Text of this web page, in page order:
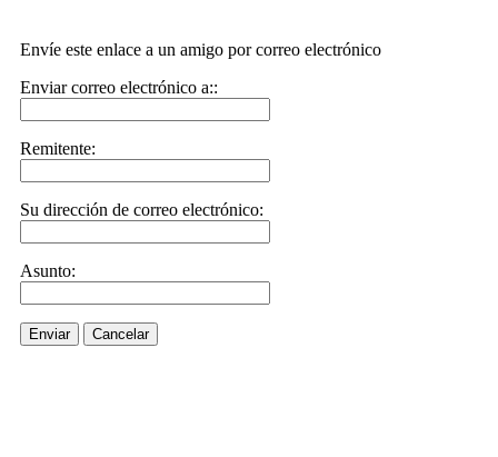
Envíe este enlace a un amigo por correo electrónico
Enviar correo electrónico a::
Remitente:
Su dirección de correo electrónico:
Asunto:
Enviar Cancelar